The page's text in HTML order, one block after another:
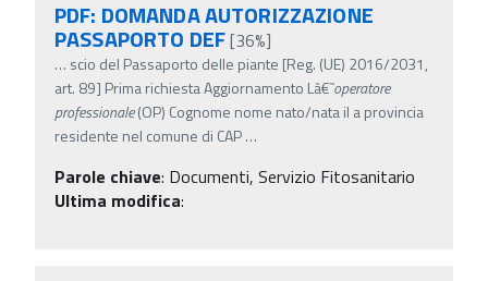
PDF: DOMANDA AUTORIZZAZIONE
PASSAPORTO DEF[36%]
… scio del Passaporto delle piante [Reg. (UE) 2016/2031,
art. 89] Prima richiesta Aggiornamento Lâ€˜operatore
professionale(OP) Cognome nome nato/nata il a provincia
residente nel comune di CAP…
Parole chiave: Documenti, Servizio Fitosanitario
Ultima modifica: